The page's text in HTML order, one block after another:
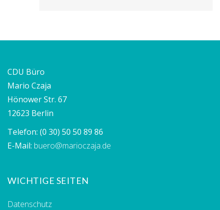
CDU Büro
Mario Czaja
Hönower Str. 67
12623 Berlin
Telefon: (0 30) 50 50 89 86
E-Mail: buero@marioczaja.de
WICHTIGE SEITEN
Datenschutz